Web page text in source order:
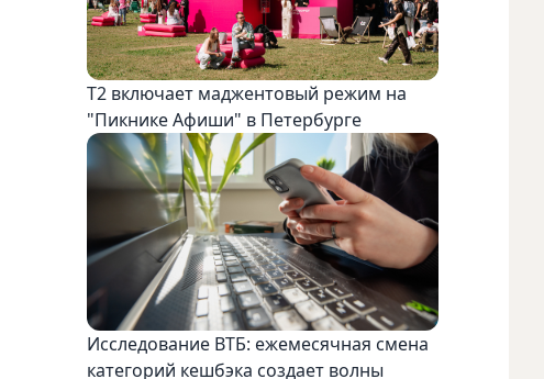
Т2 включает маджентовый режим на
"Пикнике Афиши" в Петербурге
Исследование ВТБ: ежемесячная смена
категорий кешбэка создает волны